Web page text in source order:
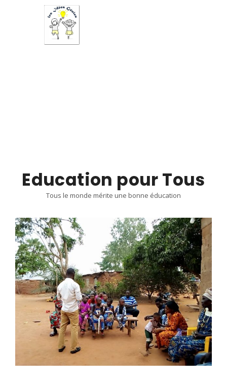
Education pour Tous
Tous le monde mérite une bonne éducation